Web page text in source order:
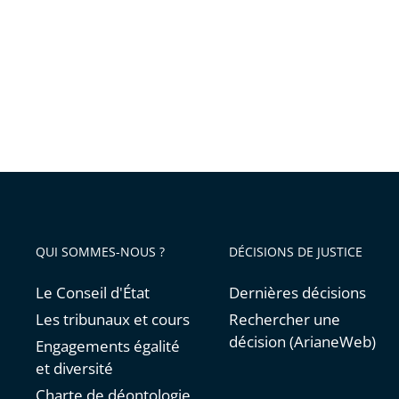
QUI SOMMES-NOUS ?
Le Conseil d'État
Les tribunaux et cours
Engagements égalité
et diversité
DÉCISIONS DE JUSTICE
Dernières décisions
Rechercher une
décision (ArianeWeb)